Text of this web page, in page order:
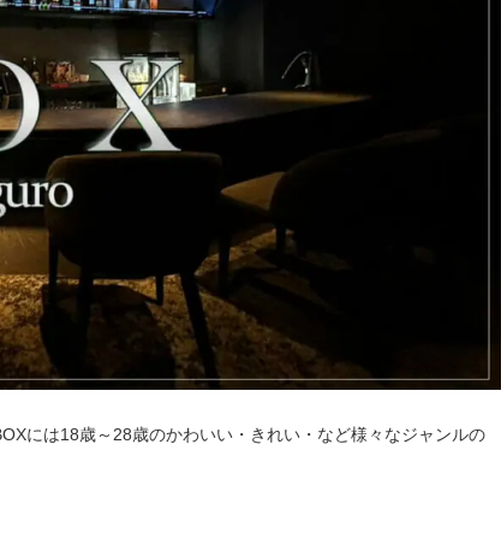
には18歳～28歳のかわいい・きれい・など様々なジャンルの